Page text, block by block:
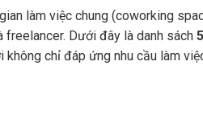
làm việc chung (coworking
Dưới đây là danh sách 5
không chỉ đáp ứng nhu cầu làm